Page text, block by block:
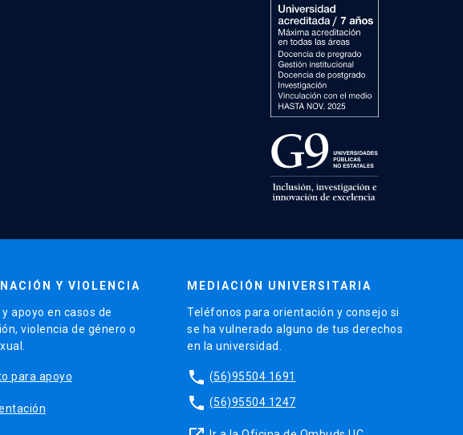
Y VIOLENCIA
apoyo en casos de
violencia de género o
para apoyo
MEDIACIÓN UNIVERSITARIA
Teléfonos para orientación y consejo si
se ha vulnerado alguno de tus derechos
en la universidad.
phone (56)95504 1691
phone (56)95504 1247